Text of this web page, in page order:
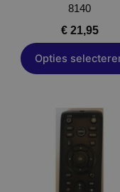
8140
€21,95
Opties
op
de
Dit
product
heeft
meerdere
variaties.